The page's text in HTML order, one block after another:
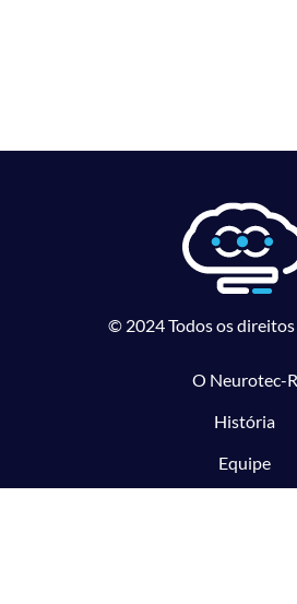
© 2024 Todos os
O Neurotec-R
História
Equipe